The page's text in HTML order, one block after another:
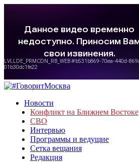
Новости
Конфликт на Ближнем Востоке
СВО
Интервью
Программы и ведущие
Сетка вещания
Редакция